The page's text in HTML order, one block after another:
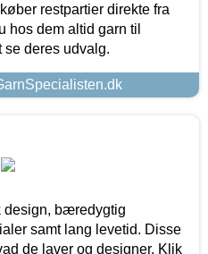
restpartier direkte fra
hos dem altid garn til
se deres udvalg.
design, bæredygtig
samt lang levetid. Disse
de laver og designer. Klik